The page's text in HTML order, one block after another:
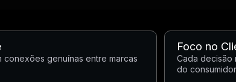
conexões genuínas entre marcas
Foco no
Cada decisão
do consumidor